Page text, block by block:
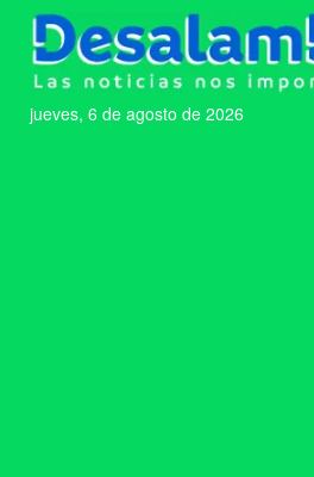
jueves, 6 de agosto de 2026